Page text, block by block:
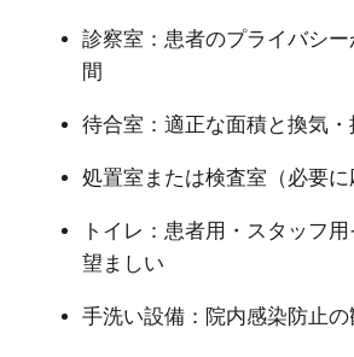
診察室：患者のプライバシ
間
待合室：適正な面積と換気
処置室または検査室（必要に
トイレ：患者用・スタッフ
望ましい
手洗い設備：院内感染防止